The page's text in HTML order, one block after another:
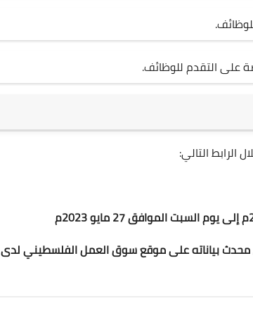
على التقدم للوظائف.
التالي:
بياناته على موقع سوق العمل الفلسطيني لدى